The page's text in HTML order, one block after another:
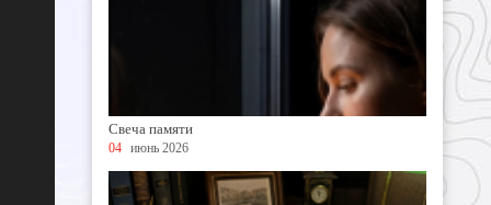
Свеча памяти
04 июнь 2026